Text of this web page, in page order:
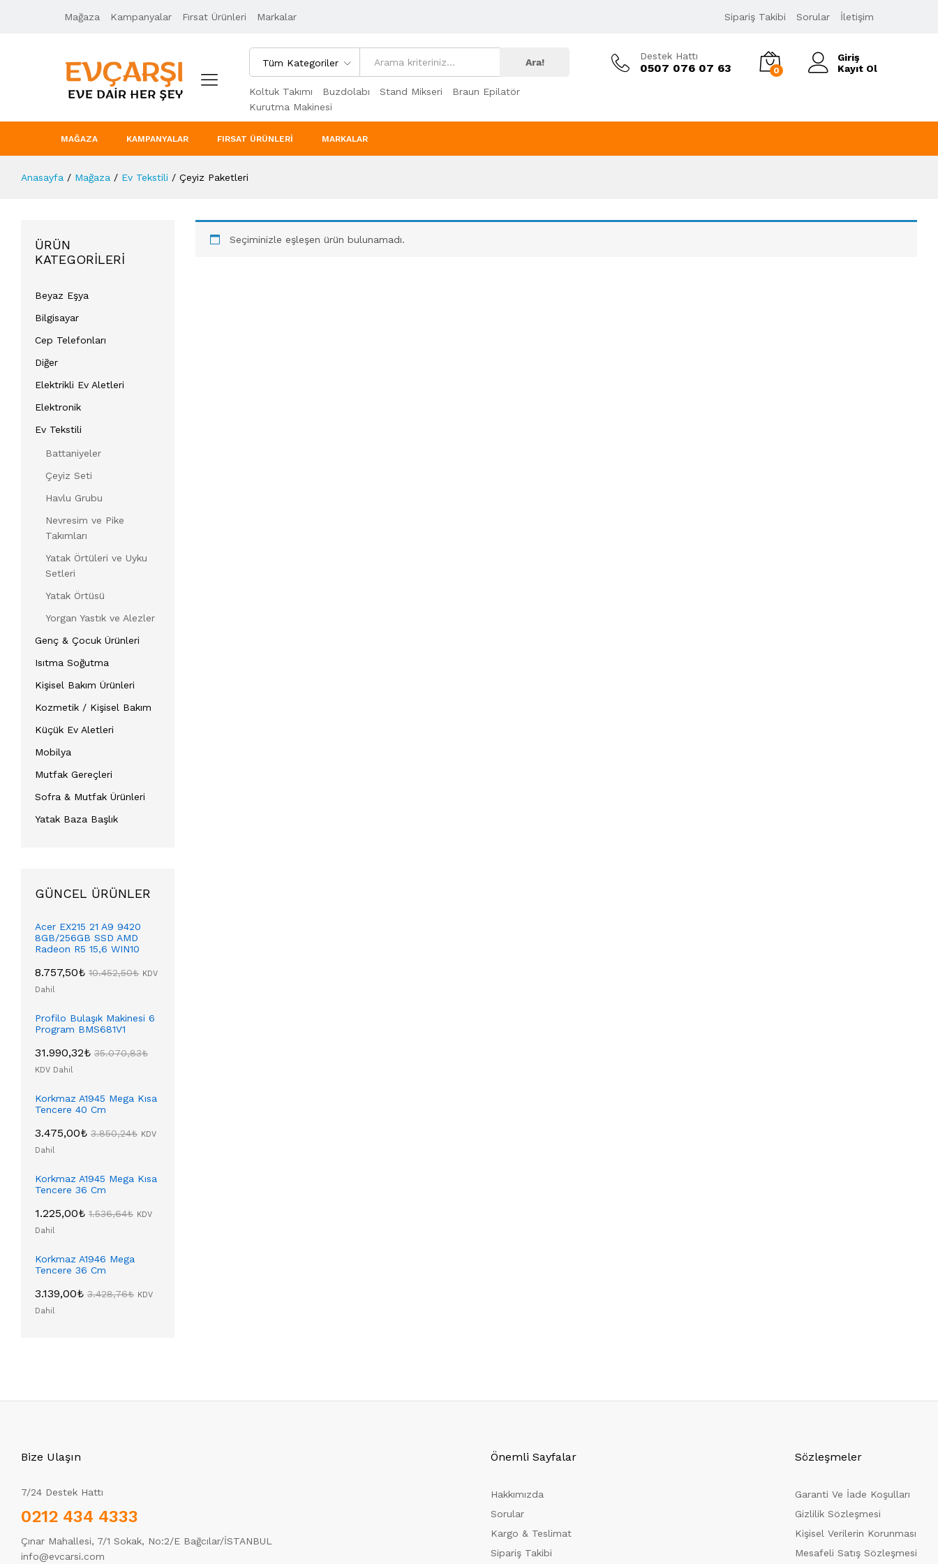
Mağaza Kampanyalar Fırsat Ürünleri Markalar Sipariş Takibi Sorular İletişim
Tüm Kategoriler Ara!
Koltuk Takımı Buzdolabı Stand Mikseri
Braun Epilatör
Kurutma Makinesi
Destek Hattı
0507 076 07 63 0
Giriş
Kayıt Ol
MAĞAZA KAMPANYALAR FIRSAT ÜRÜNLERI MARKALAR
Anasayfa / Mağaza / Ev Tekstili / Çeyiz Paketleri
Seçiminizle eşleşen ürün bulunamadı.
ÜRÜN
KATEGORILERI
Beyaz Eşya
Bilgisayar
Cep Telefonları
Diğer
Elektrikli Ev Aletleri
Elektronik
Ev Tekstili
Battaniyeler
Çeyiz Seti
Havlu Grubu
Nevresim ve Pike
Takımları
Yatak Örtüleri ve Uyku
Setleri
Yatak Örtüsü
Yorgan Yastık ve Alezler
Genç & Çocuk Ürünleri
Isıtma Soğutma
Kişisel Bakım Ürünleri
Kozmetik / Kişisel Bakım
Küçük Ev Aletleri
Mobilya
Mutfak Gereçleri
Sofra & Mutfak Ürünleri
Yatak Baza Başlık
GÜNCEL ÜRÜNLER
Acer EX215 21 A9 9420
8GB/256GB SSD AMD
Radeon R5 15,6 WIN10
8.757,50₺ 10.452,50₺ KDV
Dahil
Profilo Bulaşık Makinesi 6
Program BMS681V1
31.990,32₺ 35.070,83₺
KDV Dahil
Korkmaz A1945 Mega Kısa
Tencere 40 Cm
3.475,00₺ 3.850,24₺ KDV
Dahil
Korkmaz A1945 Mega Kısa
Tencere 36 Cm
1.225,00₺ 1.536,64₺ KDV
Dahil
Korkmaz A1946 Mega
Tencere 36 Cm
3.139,00₺ 3.428,76₺ KDV
Dahil
Bize Ulaşın
7/24 Destek Hattı
0212 434 4333
Çınar Mahallesi, 7/1 Sokak, No:2/E Bağcılar/İSTANBUL
info@evcarsi.com
Önemli Sayfalar
Hakkımızda
Sorular
Kargo & Teslimat
Sipariş Takibi
Sözleşmeler
Garanti Ve İade Koşulları
Gizlilik Sözleşmesi
Kişisel Verilerin Korunması
Mesafeli Satış Sözleşmesi